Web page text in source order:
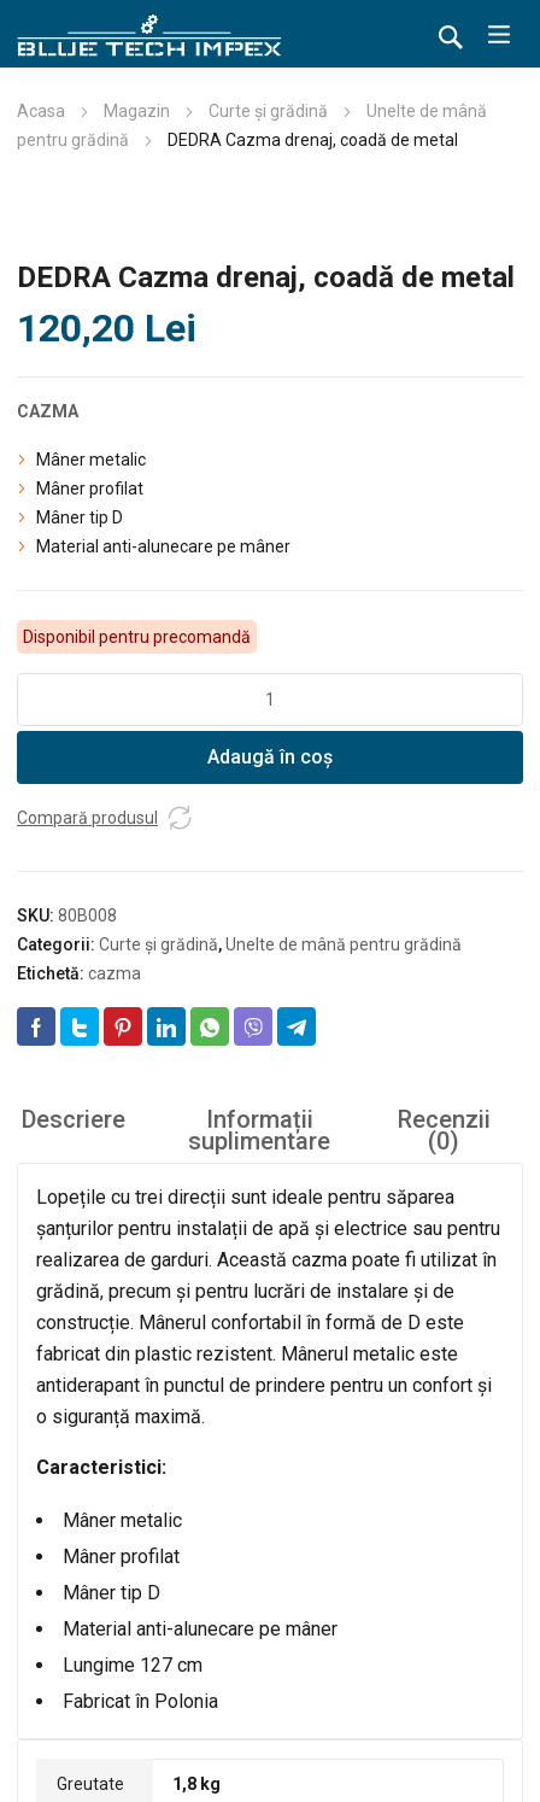
Acasa Magazin Curte și grădină
Unelte de mână
pentru grădină
DEDRA Cazma drenaj, coadă de metal
DEDRA Cazma drenaj, coadă de metal
120,20 Lei
CAZMA
Mâner metalic
Mâner profilat
Mâner tip D
Material anti-alunecare pe mâner
Disponibil pentru precomandă
Cazma
de
Adaugă în coș
Compară produsul
SKU: 80B008
Categorii: Curte și grădină,Unelte de mână pentru grădină
Etichetă: cazma
Descriere Informații
suplimentare
Recenzii
(0)
Lopețile cu trei direcții sunt ideale pentru săparea
șanțurilor pentru instalații de apă și electrice sau pentru
realizarea de garduri. Această cazma poate fi utilizat în
grădină, precum și pentru lucrări de instalare și de
construcție. Mânerul confortabil în formă de D este
fabricat din plastic rezistent. Mânerul metalic este
antiderapant în punctul de prindere pentru un confort și
o siguranță maximă.
Caracteristici:
Mâner metalic
Mâner profilat
Mâner tip D
Material anti-alunecare pe mâner
Lungime 127 cm
Fabricat în Polonia
Greutate 1,8 kg